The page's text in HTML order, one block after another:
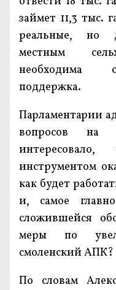
займет 11,3 тыс.
реальные, но
местным
необходима
поддержка.
Парламентарии
вопросов на
инструментом
как будет
и, самое
сложившейся
меры по
смоленский АПК?
По словам